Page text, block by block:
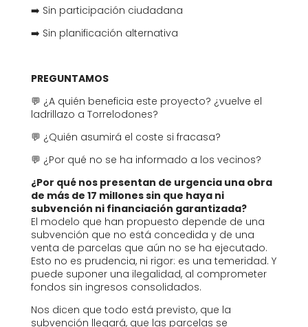
➡️ Sin participación ciudadana
➡️ Sin planificación alternativa
PREGUNTAMOS
💬 ¿A quién beneficia este proyecto? ¿vuelve el
ladrillazo a Torrelodones?
💬 ¿Quién asumirá el coste si fracasa?
💬 ¿Por qué no se ha informado a los vecinos?
¿Por qué nos presentan de urgencia una obra
de más de 17 millones sin que haya ni
subvención ni financiación garantizada?
El modelo que han propuesto depende de una
subvención que no está concedida y de una
venta de parcelas que aún no se ha ejecutado.
Esto no es prudencia, ni rigor: es una temeridad. Y
puede suponer una ilegalidad, al comprometer
fondos sin ingresos consolidados.
Nos dicen que todo está previsto, que la
subvención llegará, que las parcelas se